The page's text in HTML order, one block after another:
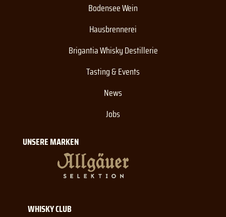
Bodensee Wein
Hausbrennerei
Brigantia Whisky Destillerie
Tasting & Events
News
Jobs
UNSERE MARKEN
WHISKY CLUB